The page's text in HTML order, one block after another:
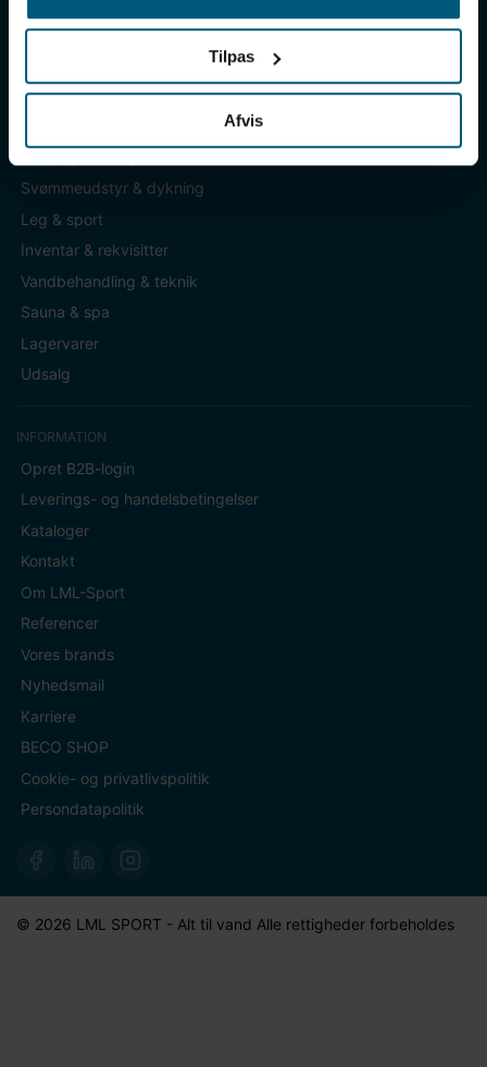
Tilpas
Afvis
info@lml-sport.dk
Svømmeudstyr & dykning
Leg & sport
Inventar & rekvisitter
Vandbehandling & teknik
Sauna & spa
Lagervarer
Udsalg
INFORMATION
Opret B2B-login
Leverings- og handelsbetingelser
Kataloger
Kontakt
Om LML-Sport
Referencer
Vores brands
Nyhedsmail
Karriere
BECO SHOP
Cookie- og privatlivspolitik
Persondatapolitik
© 2026 LML SPORT - Alt til vand Alle rettigheder forbeholdes